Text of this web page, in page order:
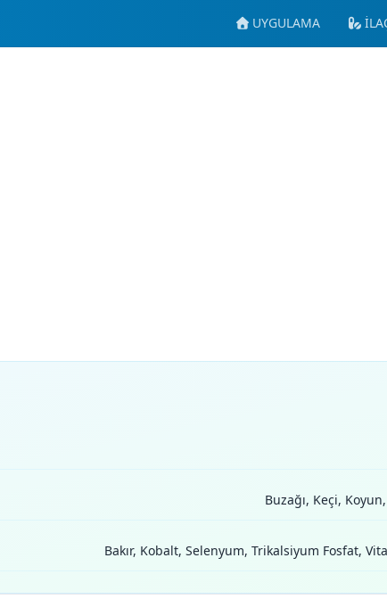
UYGULAMA
Buzağı, Keçi,
Bakır, Kobalt, Selenyum, Trikalsiyum Fosfat,